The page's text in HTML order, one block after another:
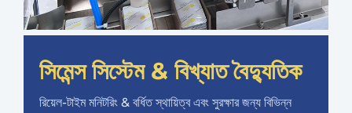
সিমেন্স সিস্টেম & বিখ্যাত বৈদ্যুতিক
রিয়েল-টাইম মনিটরিং & বর্ধিত স্থায়িত্ব এবং সুরক্ষার জন্য বিভিন্ন